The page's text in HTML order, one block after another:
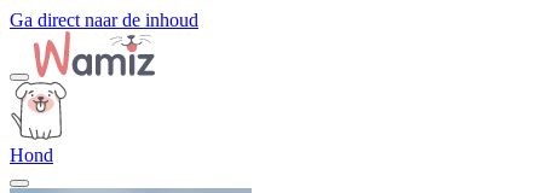
Ga direct naar de inhoud
Hond